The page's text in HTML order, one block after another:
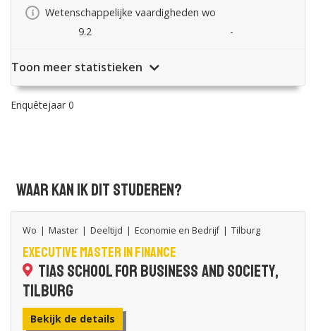
Wetenschappelijke vaardigheden wo
9.2
-
Toon meer statistieken
Enquêtejaar 0
Waar kan ik dit studeren?
Wo | Master | Deeltijd | Economie en Bedrijf | Tilburg
Executive Master in Finance
TIAS School for Business and Society,
Tilburg
Bekijk de details